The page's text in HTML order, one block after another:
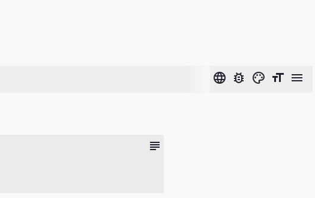
language bug_report color_lens format_size menu
subject